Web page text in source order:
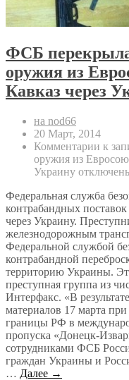
ФСБ
оружия из
Кавказ через
на nod66
20 Март, 2014
Комментарии к
оружия из
Украину
Федеральная служба
контрабандных
через Украину.
железнодорожным
Федеральной службой
контрабандной
территорию Украины.
преступная группа из
Интерфакс. «В
материалов 17 марта
границы РФ в
пропуска «Донецк-
сотрудниками ФСБ
граждан Украины и
… Далее →